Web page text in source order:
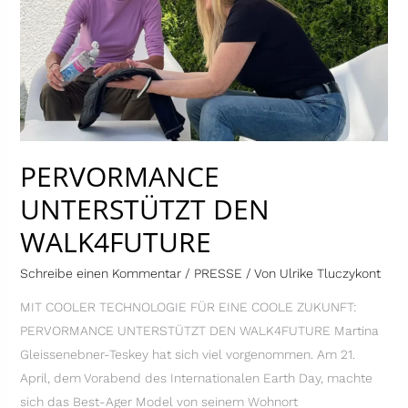
PERVORMANCE
UNTERSTÜTZT DEN
WALK4FUTURE
Schreibe einen Kommentar / PRESSE / Von Ulrike Tluczykont
MIT COOLER TECHNOLOGIE FÜR EINE COOLE ZUKUNFT:
PERVORMANCE UNTERSTÜTZT DEN WALK4FUTURE Martina
Gleissenebner-Teskey hat sich viel vorgenommen. Am 21.
April, dem Vorabend des Internationalen Earth Day, machte
sich das Best-Ager Model von seinem Wohnort
WALK4FUTURE